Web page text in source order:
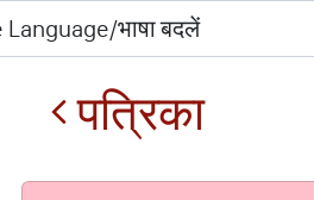
पत्रिका